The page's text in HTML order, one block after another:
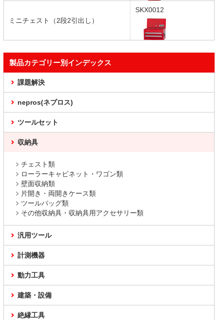
ミニチェスト（2段2引出し）
SKX0012
製品カテゴリー別インデックス
課題解決
nepros(ネプロス)
ツールセット
収納具
チェスト類
ローラーキャビネット・ワゴン類
壁面収納類
片開き・両開きケース類
ツールバッグ類
その他収納具・収納具用アクセサリー類
汎用ツール
計測機器
動力工具
建築・設備
絶縁工具